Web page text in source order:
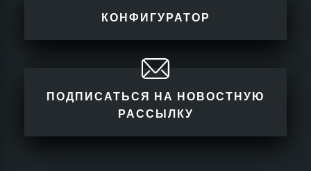
КОНФИГУРАТОР
ПОДПИСАТЬСЯ НА НОВОСТНУЮ
РАССЫЛКУ